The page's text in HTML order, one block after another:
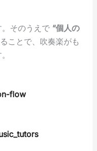
そのうえで “個人の
ことで、吹奏楽がも
flow